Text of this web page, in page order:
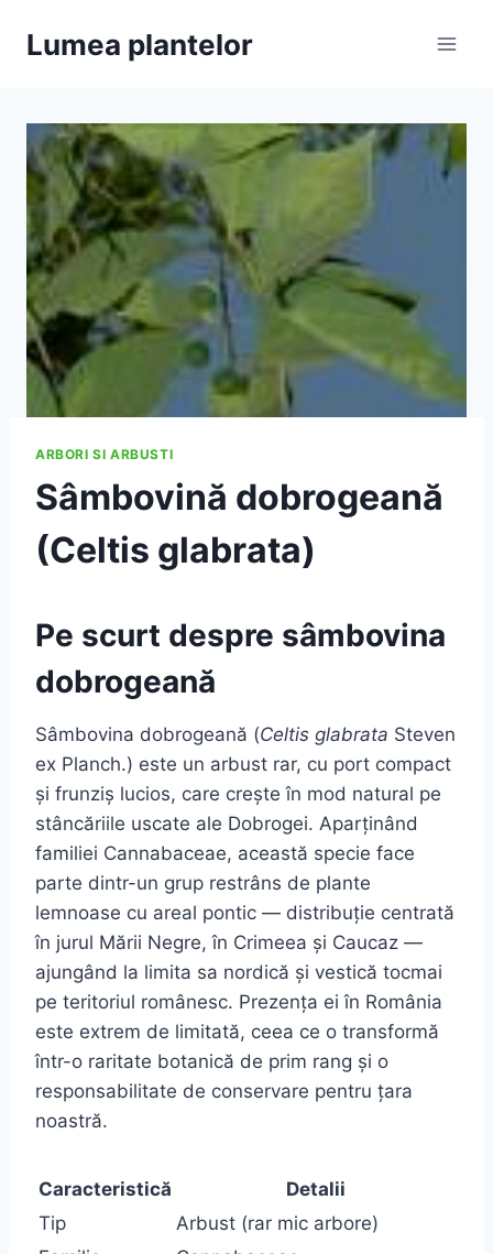
Lumea plantelor
ARBORI SI ARBUSTI
Sâmbovină dobrogeană
(Celtis glabrata)
Pe scurt despre sâmbovina
dobrogeană
Sâmbovina dobrogeană (Celtis glabrata Steven
ex Planch.) este un arbust rar, cu port compact
și frunziș lucios, care crește în mod natural pe
stâncăriile uscate ale Dobrogei. Aparținând
familiei Cannabaceae, această specie face
parte dintr-un grup restrâns de plante
lemnoase cu areal pontic — distribuție centrată
în jurul Mării Negre, în Crimeea și Caucaz —
ajungând la limita sa nordică și vestică tocmai
pe teritoriul românesc. Prezența ei în România
este extrem de limitată, ceea ce o transformă
într-o raritate botanică de prim rang și o
responsabilitate de conservare pentru țara
noastră.
Caracteristică
Detalii
Tip
Arbust (rar mic arbore)